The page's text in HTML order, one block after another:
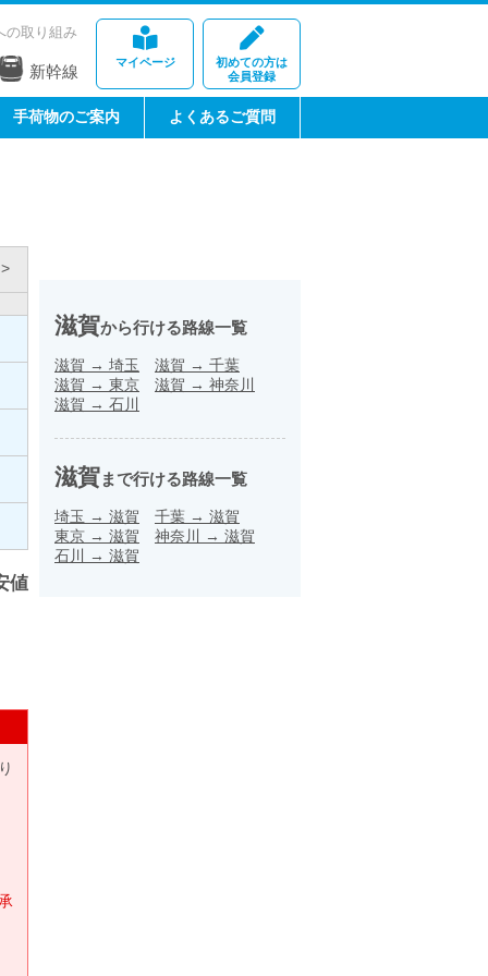
マイページ
初めての方は
会員登録
の取り組み
新幹線
手荷物のご案内 よくあるご質問
値
滋賀から行ける路線一覧
滋賀 → 埼玉 滋賀 → 千葉
滋賀 → 東京 滋賀 → 神奈川
滋賀 → 石川
滋賀まで行ける路線一覧
埼玉 → 滋賀 千葉 → 滋賀
東京 → 滋賀 神奈川 → 滋賀
石川
→ 滋賀